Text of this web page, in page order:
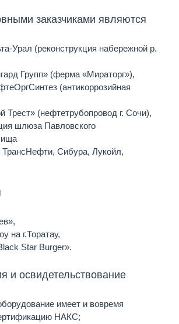
заказчиками являются
Урал (реконструкция набережной р.
Групп» (ферма «Мираторг»),
(антикоррозийная
(нефтетрубопровод г. Сочи),
шлюза Павловского
ТрансНефти, Сибура, Лукойл,
на г.Торатау,
Star Burger».
и освидетельствование
имеет и вовремя
НАКС;